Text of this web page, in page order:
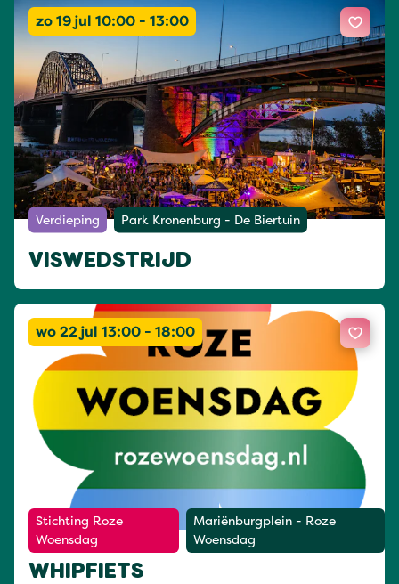
zo 19 jul 10:00 - 13:00
Verdieping Park Kronenburg - De Biertuin
VISWEDSTRIJD
wo 22 jul 13:00 - 18:00
Stichting Roze
Woensdag
Mariënburgplein - Roze
Woensdag
WHIPFIETS